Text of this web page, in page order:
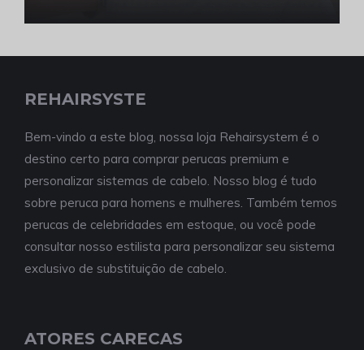
REHAIRSYSTE
Bem-vindo a este blog, nossa loja Rehairsystem é o
destino certo para comprar perucas premium e
personalizar sistemas de cabelo. Nosso blog é tudo
sobre peruca para homens e mulheres. Também temos
perucas de celebridades em estoque, ou você pode
consultar nosso estilista para personalizar seu sistema
exclusivo de substituição de cabelo.
ATORES CARECAS